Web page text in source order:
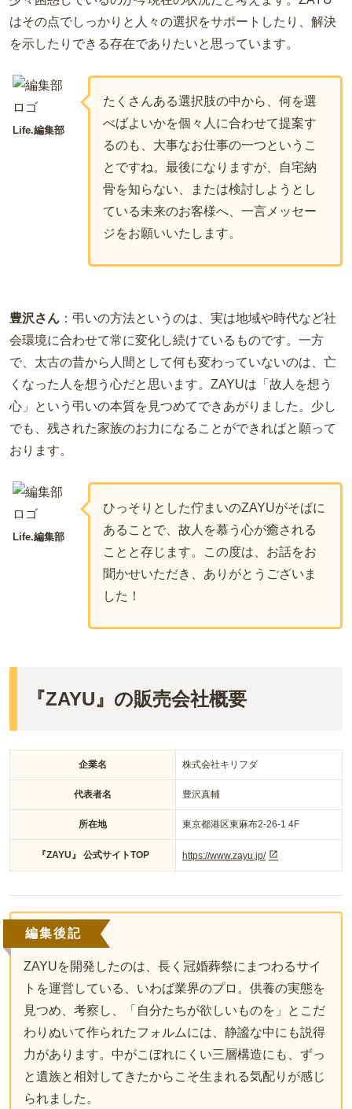
はその点でしっかりと人々の選択をサポートしたり、解決
を示したりできる存在でありたいと思っています。
Life.編集部
たくさんある選択肢の中から、何を選
べばよいかを個々人に合わせて提案す
るのも、大事なお仕事の一つというこ
とですね。最後になりますが、自宅納
骨を知らない、または検討しようとし
ている未来のお客様へ、一言メッセー
ジをお願いいたします。
豊沢さん ：弔いの方法というのは、実は地域や時代など社
会環境に合わせて常に変化し続けているものです。一方
で、太古の昔から人間として何も変わっていないのは、亡
くなった人を想う心だと思います。 ZAYUは「故人を想う
心」という弔いの本質を見つめてできあがりました。少し
でも、残された家族のお力になることができればと願って
おります。
Life.編集部
ひっそりとした佇まいのZAYUがそばに
あることで、故人を慕う心が癒される
ことと存じます。この度は、お話をお
聞かせいただき、ありがとうございま
した！
『ZAYU』の販売会社概要
企業名 株式会社キリフダ
代表者名 豊沢真輔
所在地 東京都港区東麻布2-26-1 4F
『ZAYU』 公式サイトTOP https://www.zayu.jp/
編集後記
ZAYUを開発したのは、長く冠婚葬祭にまつわるサイ
トを運営している、いわば業界のプロ。供養の実態を
見つめ、考察し、「自分たちが欲しいものを」とこだ
わりぬいて作られたフォルムには、静謐な中にも説得
力があります。中がこぼれにくい三層構造にも、ずっ
と遺族と相対してきたからこそ生まれる気配りが感じ
られました。